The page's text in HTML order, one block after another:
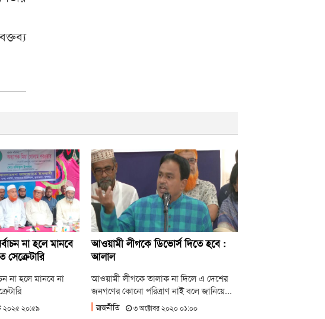
একাংশ: ড. মাসউদ
পাকিস্তানে গত তিন দিনে ২৯ ‘সশস্ত্র সদস্য’ নিহত
না হলে মানবে
না হলে মানবে না
২০:৫৯
আওয়ামী লীগকে ডিভোর্স দিতে হবে :
আলাল
আওয়ামী লীগকে তালাক না দিলে এ দেশের
জনগণের কোনো পরিত্রাণ নাই বলে জানিয়ে...
রাজনীতি ৩ অক্টোবর ২০২০ ০১:০০